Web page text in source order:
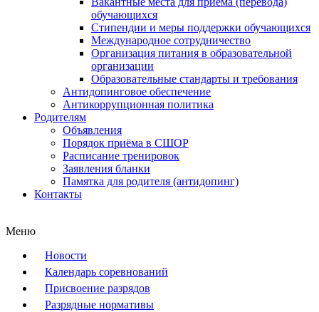
обучающихся
Стипендии и меры поддержки обучающихся
Международное сотрудничество
Организация питания в образовательной
организации
Образовательные стандарты и требования
Антидопинговое обеспечение
Антикоррупционная политика
Родителям
Объявления
Порядок приёма в СШОР
Расписание тренировок
Заявления бланки
Памятка для родителя (антидопинг)
Контакты
Меню
Новости
Календарь соревнований
Присвоение разрядов
Разрядные нормативы